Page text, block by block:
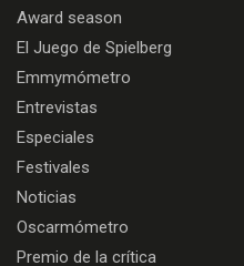
Award season
El Juego de Spielberg
Emmymómetro
Entrevistas
Especiales
Festivales
Noticias
Oscarmómetro
Premio de la crítica